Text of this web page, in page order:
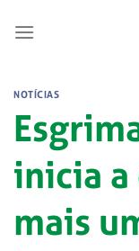
NOTÍCIAS
inicia
mais